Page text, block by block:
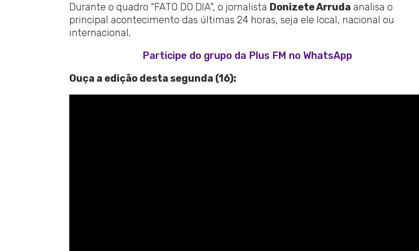
Durante o quadro “FATO DO DIA”, o jornalista Donizete Arruda analisa o
principal acontecimento das últimas 24 horas, seja ele local, nacional ou
internacional.
Participe do grupo da Plus FM no WhatsApp
Ouça a edição desta segunda (16):